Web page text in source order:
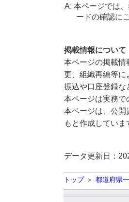
本ページでは
ードの確認に
掲載情報について
本ページの掲載情
更、組織再編等に
振込や口座登録な
本ページは実務で
本ページは、公開
もと作成していま
データ更新日：
トップ 都道府県